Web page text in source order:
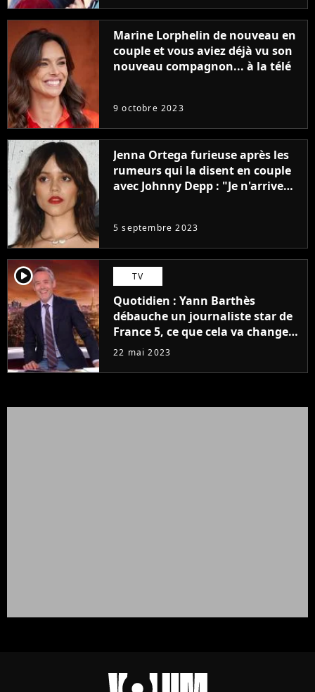
Marine Lorphelin de nouveau en
couple et vous aviez déjà vu son
nouveau compagnon... à la télé
9 octobre 2023
Jenna Ortega furieuse après les
rumeurs qui la disent en couple
avec Johnny Depp : "Je n'arrive
5 septembre 2023
player2 TV
Quotidien : Yann Barthès
débauche un journaliste star de
France 5, ce que cela va changer
à la rentrée
22 mai 2023